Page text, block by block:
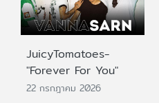
JuicyTomatoes-
"Forever For You"
22 กรกฎาคม 2026